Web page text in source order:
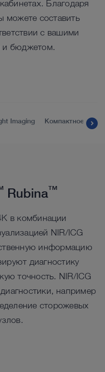
Благодаря
можете составить
с вашими
и бюджетом.
Imaging Компактное
Rubina™
в комбинации
NIR/ICG
информацию
диагностику
точность. NIR/ICG
например
сторожевых